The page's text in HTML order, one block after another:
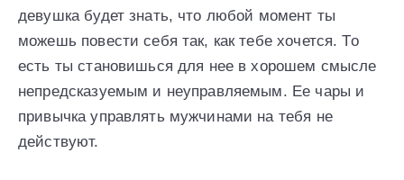
девушка будет знать, что любой момент ты
можешь повести себя так, как тебе хочется. То
есть ты становишься для нее в хорошем смысле
непредсказуемым и неуправляемым. Ее чары и
привычка управлять мужчинами на тебя не
действуют.